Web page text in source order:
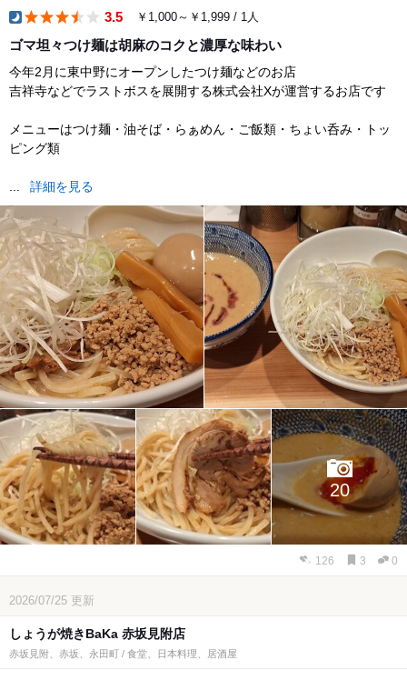
3.5 ￥1,000～￥1,999 / 1人
ゴマ坦々つけ麺は胡麻のコクと濃厚な味わい
今年2月に東中野にオープンしたつけ麺などのお店
吉祥寺などでラストボスを展開する株式会社Xが運営するお店です
メニューはつけ麺・油そば・らぁめん・ご飯類・ちょい呑み・トッ
ピング類
詳細を見る
20
126 3 0
2026/07/25 更新
しょうが焼きBaKa 赤坂見附店
赤坂見附、赤坂、永田町 / 食堂、日本料理、居酒屋